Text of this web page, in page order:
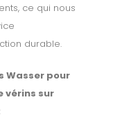
ce qui nous
durable.
Wasser pour
vérins sur